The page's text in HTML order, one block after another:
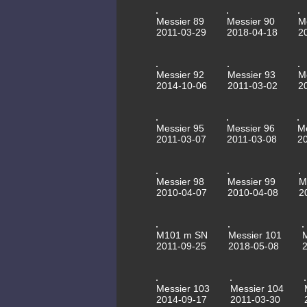
Messier 89
2011-03-29
Messier 90
2018-04-18
Messier 92
2014-10-06
Messier 93
2011-03-02
Messier 95
2011-03-07
Messier 96
2011-03-08
Messier 98
2010-04-07
Messier 99
2010-04-08
M101 m SN
2011-09-25
Messier 101
2018-05-08
Messier 103
2014-09-17
Messier 104
2011-03-30